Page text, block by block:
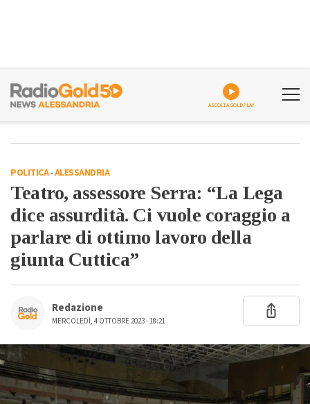
ASCOLTA GOLDPLAY
POLITICA-ALESSANDRIA
Teatro, assessore Serra: “La Lega
dice assurdità. Ci vuole coraggio a
parlare di ottimo lavoro della
giunta Cuttica”
Redazione
MERCOLEDÌ, 4 OTTOBRE 2023 - 18:21